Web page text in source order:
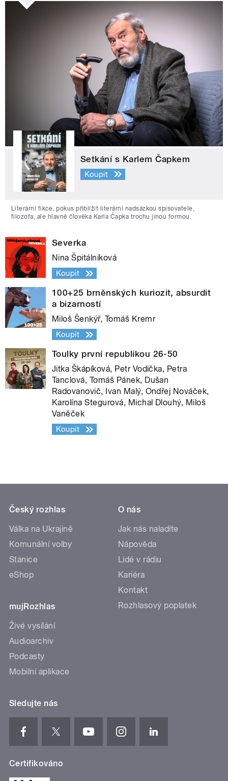
Setkání s Karlem Čapkem
Koupit
Literární fikce, pokus přiblížit literární nadsázkou spisovatele,
filozofa, ale hlavně člověka Karla Čapka trochu jinou formou.
Severka
Nina Špitálníková
Koupit
100+25 brněnských kuriozit, absurdit
a bizarností
Miloš Šenkýř, Tomáš Kremr
Koupit
Toulky první republikou 26-50
Jitka Škápíková, Petr Vodička, Petra
Tanclová, Tomáš Pánek, Dušan
Radovanovič, Ivan Malý, Ondřej Nováček,
Karolína Stegurová, Michal Dlouhý, Miloš
Vaněček
Koupit
Český rozhlas
Válka na Ukrajině
Komunální volby
Stanice
eShop
mujRozhlas
Živé vysílání
Audioarchiv
Podcasty
Mobilní aplikace
O nás
Jak nás naladíte
Nápověda
Lidé v rádiu
Kariéra
Kontakt
Rozhlasový poplatek
Sledujte nás
Certifikováno